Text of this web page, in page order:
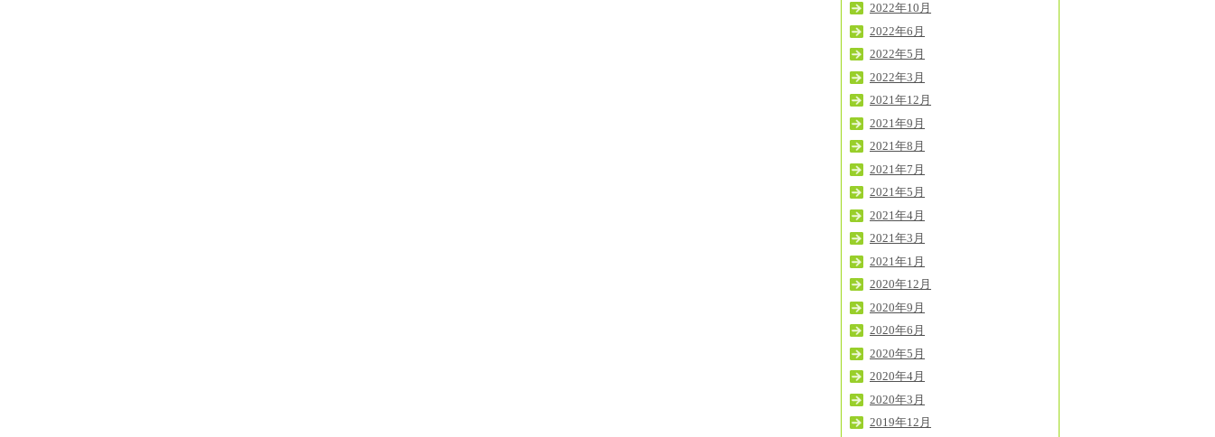
2022年10月
2022年6月
2022年5月
2022年3月
2021年12月
2021年9月
2021年8月
2021年7月
2021年5月
2021年4月
2021年3月
2021年1月
2020年12月
2020年9月
2020年6月
2020年5月
2020年4月
2020年3月
2019年12月